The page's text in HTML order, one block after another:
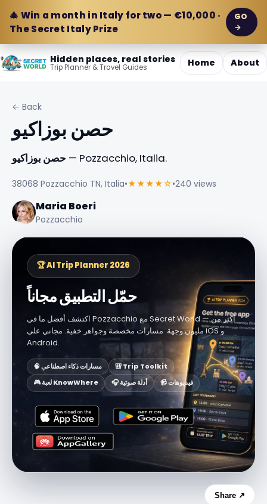
🎄 Win a month in Italy for two — €10,000 ·
The Secret Italy Prize
GO
→
Hidden places, real stories
Trip Planner & Travel Guides Home About
← Back
حصن بوزاكيو
حصن بوزاكيو — Pozzacchio, Italia.
38068 Pozzacchio TN, Italia•★★★★☆•240 views
Maria Boeri
Pozzacchio
🏆 AI Trip Planner 2026
حمّل التطبيق مجاناً
اكتشف أفضل ما في Pozzacchio مع Secret World — أكثر من
مليون وجهة. مسارات مخصصة وجواهر خفية. مجاني على iOS و
Android.
🧠 مسارات ذكاء اصطناعي
🎒 Trip Toolkit
🎮 لعبة KnowWhere
🎧 أدلة صوتية 📹 فيديوهات
Share ↗